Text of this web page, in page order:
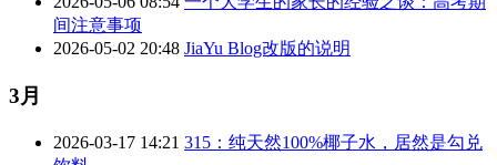
间注意事项
2026-05-02 20:48 JiaYu Blog改版的说明
3月
2026-03-17 14:21 315：纯天然100%椰子水，居然是勾兑